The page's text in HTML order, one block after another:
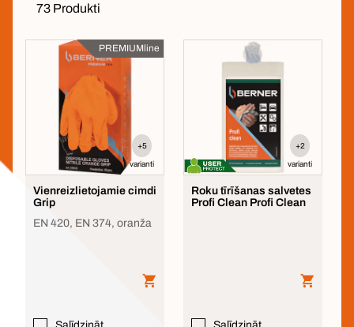
73 Produkti
PREMIUMline
+5
varianti
Vienreizlietojamie cimdi
Grip
EN 420, EN 374, oranža
Salīdzināt
+2
varianti
Roku tīrīšanas salvetes
Profi Clean Profi Clean
Salīdzināt